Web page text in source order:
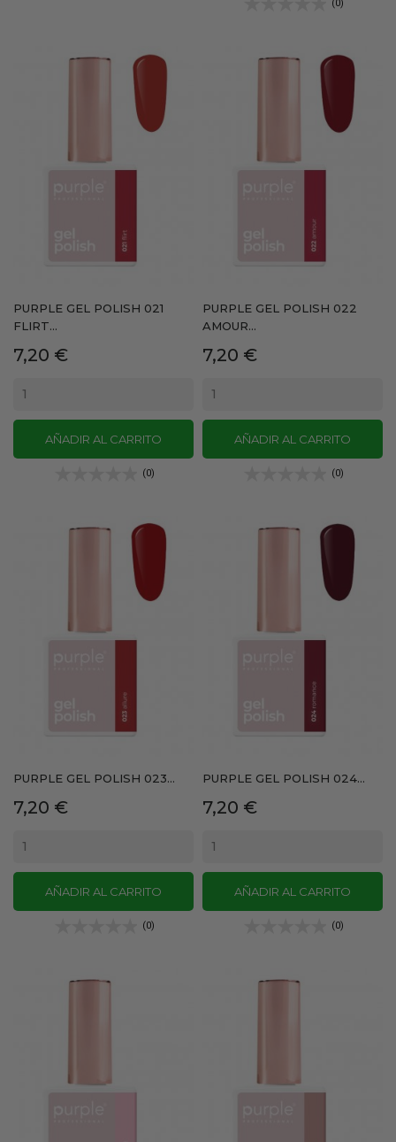
(0)
PURPLE GEL POLISH 021
FLIRT...
Precio
7,20 €
AÑADIR AL CARRITO
(0)
PURPLE GEL POLISH 022
AMOUR...
Precio
7,20 €
AÑADIR AL CARRITO
(0)
PURPLE GEL POLISH 023...
Precio
7,20 €
AÑADIR AL CARRITO
(0)
PURPLE GEL POLISH 024...
Precio
7,20 €
AÑADIR AL CARRITO
(0)